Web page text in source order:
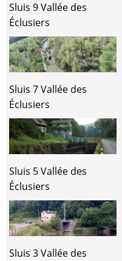
Sluis 9 Vallée des
Éclusiers
Sluis 7 Vallée des
Éclusiers
Sluis 5 Vallée des
Éclusiers
Sluis 3 Vallée des